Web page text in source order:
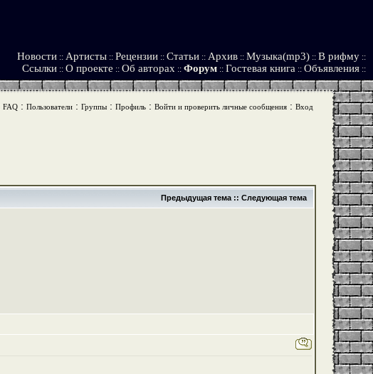
Новости :: Артисты :: Рецензии :: Статьи :: Архив :: Музыка(mp3) :: В рифму ::
Ссылки :: О проекте :: Об авторах :: Форум :: Гостевая книга :: Объявления ::
FAQ: Пользователи: Группы: Профиль: Войти и проверить личные сообщения: Вход
Предыдущая тема:: Следующая тема